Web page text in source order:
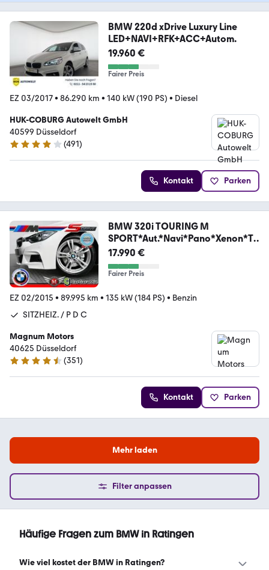
BMW 220d xDrive Luxury Line
LED+NAVI+RFK+ACC+Autom.
19.960 €
Fairer Preis
EZ 03/2017• 86.290 km • 140 kW (190 PS) • Diesel
HUK-COBURG Autowelt GmbH
40599 Düsseldorf
4.1 Sterne
(491)
Kontakt Parken
BMW 320i TOURING M
SPORT*Aut.*Navi*Pano*Xenon*Te
mp.*
17.990 €
Fairer Preis
EZ 02/2015 • 89.995 km • 135 kW (184 PS) • Benzin
SITZHEIZ. / P D C
Magnum Motors
40625 Düsseldorf
4.4 Sterne
(351)
Kontakt Parken
Mehr laden
Filter anpassen
Häufige Fragen zum BMW in Ratingen
Wie viel kostet der BMW in Ratingen?